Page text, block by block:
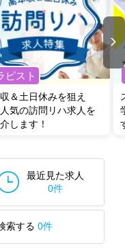
ピスト
＆土日休みを狙え
気の訪問リハ求人を
します！
最近見た求人
0件
索する 0件